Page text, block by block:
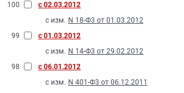
100
с 02.03.2012
с изм. N 18-Ф3 от 01.03.2012
99
с 01.03.2012
с изм. N 14-Ф3 от 29.02.2012
98
с 06.01.2012
с изм. N 401-Ф3 от 06.12.2011